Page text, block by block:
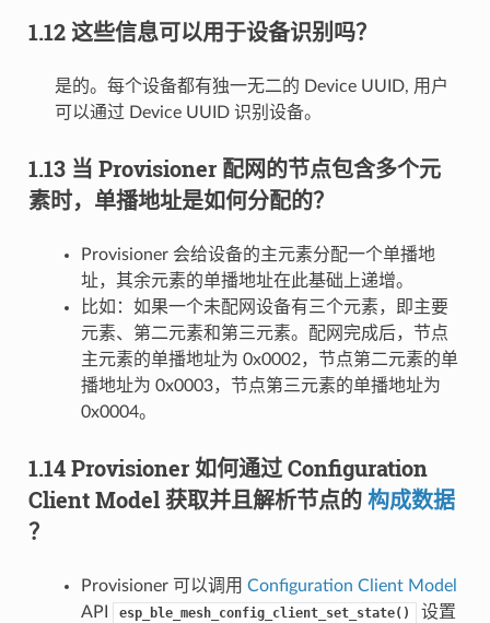
1.12 这些信息可以用于设备识别吗？
是的。每个设备都有独一无二的 Device UUID, 用户
可以通过 Device UUID 识别设备。
1.13 当 Provisioner 配网的节点包含多个元
素时，单播地址是如何分配的？
Provisioner 会给设备的主元素分配一个单播地
址，其余元素的单播地址在此基础上递增。
比如：如果一个未配网设备有三个元素，即主要
元素、第二元素和第三元素。配网完成后，节点
主元素的单播地址为 0x0002，节点第二元素的单
播地址为 0x0003，节点第三元素的单播地址为
0x0004。
1.14 Provisioner 如何通过 Configuration
Client Model 获取并且解析节点的构成数据
？
Provisioner 可以调用 Configuration Client Model
API
esp_ble_mesh_config_client_set_state()
设置